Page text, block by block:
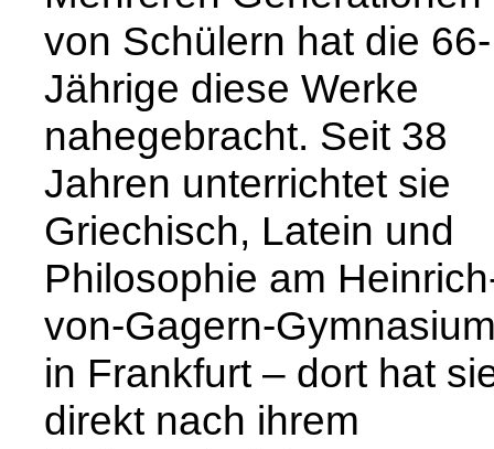
von Schülern hat die 66-
Jährige diese Werke
nahegebracht. Seit 38
Jahren unterrichtet sie
Griechisch, Latein und
Philosophie am
von-Gagern-
in Frankfurt – dort hat
direkt nach ihrem